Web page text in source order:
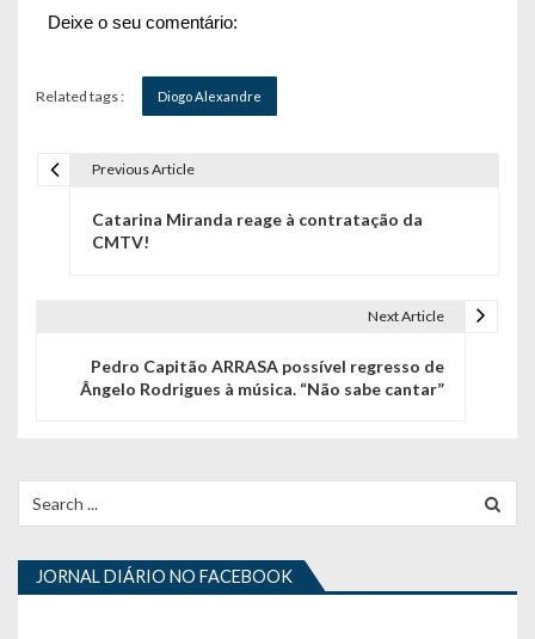
Deixe o seu comentário:
Related tags : Diogo Alexandre
ã
o
d
Previous Article
Catarina Miranda reage à contratação da
CMTV!
Next Article
Pedro Capitão ARRASA possível regresso de
Ângelo Rodrigues à música. “Não sabe cantar”
for:
JORNAL DIÁRIO NO FACEBOOK